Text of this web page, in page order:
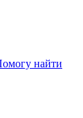
найти